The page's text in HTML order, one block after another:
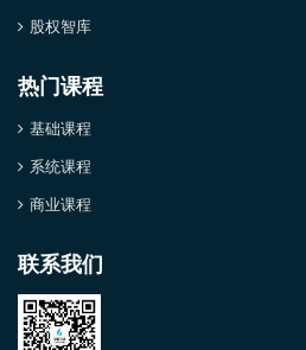
股权智库
热门课程
基础课程
系统课程
商业课程
联系我们